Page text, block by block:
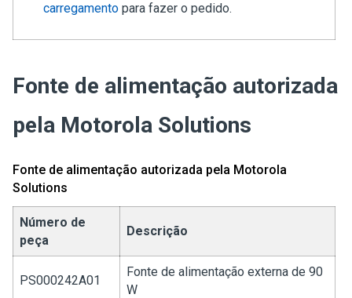
carregamento para fazer o pedido.
Fonte de alimentação autorizada
pela Motorola Solutions
Fonte de alimentação autorizada pela Motorola
Solutions
Número de
peça
Descrição
PS000242A01
Fonte de alimentação externa de 90
W